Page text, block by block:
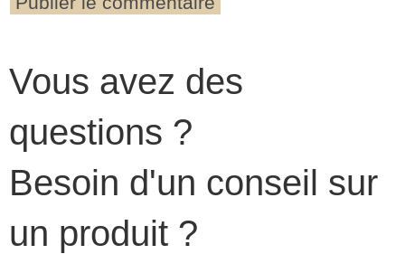
Vous avez des
questions ?
Besoin d'un conseil sur
un produit ?